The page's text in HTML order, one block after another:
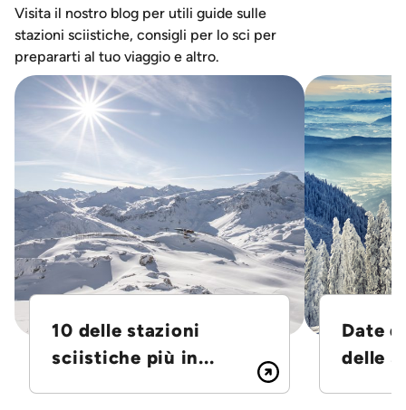
Visita il nostro blog per utili guide sulle
stazioni sciistiche, consigli per lo sci per
prepararti al tuo viaggio e altro.
10 delle stazioni
sciistiche più in...
Date
delle